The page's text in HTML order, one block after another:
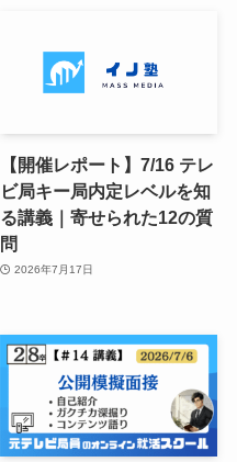
【開催レポート】7/16 テレ
ビ局キー局内定レベルを知
る講義｜寄せられた12の質
問
2026年7月17日